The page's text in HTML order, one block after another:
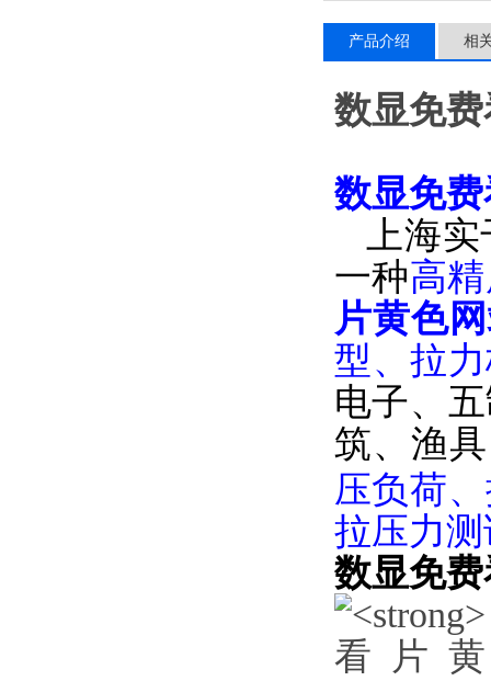
产品介绍 相
数显免
数显免
上海实
一种高精
片黄色
型、拉
电子、
筑、渔具
压负荷
拉压力测
数显免